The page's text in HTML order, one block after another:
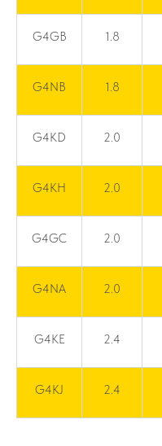
G4GB 1.8
G4NB 1.8
G4KD 2.0
G4KH 2.0
G4GC 2.0
G4NA 2.0
G4KE 2.4
G4KJ 2.4